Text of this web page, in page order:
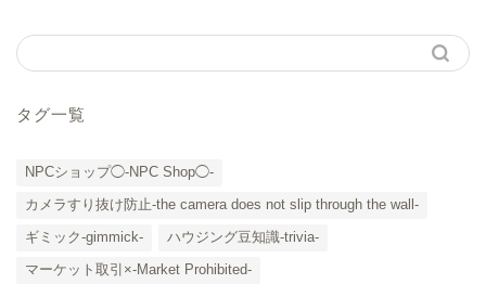
タグ一覧
NPCショップ◯-NPC Shop◯-
カメラすり抜け防止-the camera does not slip through the wall-
ギミック-gimmick-
ハウジング豆知識-trivia-
マーケット取引×-Market Prohibited-